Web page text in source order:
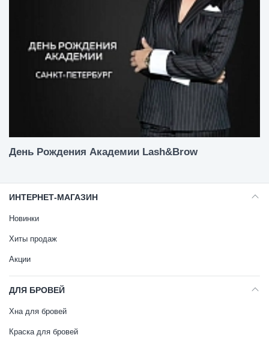
День Рождения Академии Lash&Brow
ИНТЕРНЕТ-МАГАЗИН
Новинки
Хиты продаж
Акции
ДЛЯ БРОВЕЙ
Хна для бровей
Краска для бровей